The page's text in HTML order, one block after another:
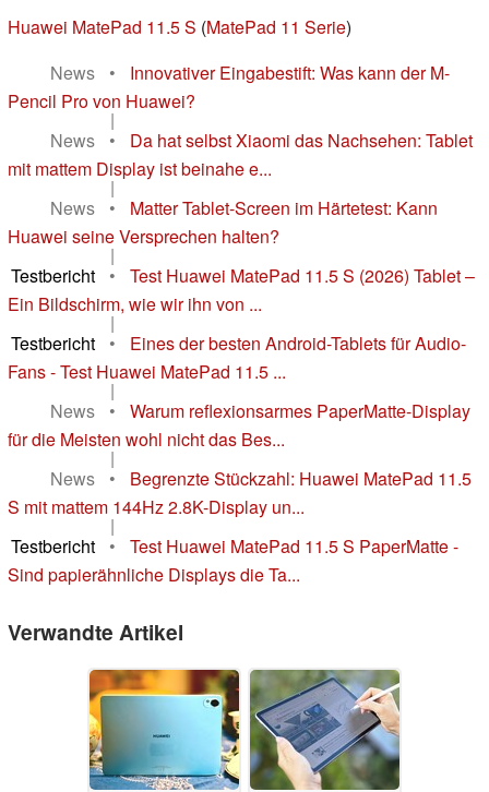
Huawei MatePad 11.5 S (MatePad 11 Serie)
News
•
Innovativer Eingabestift: Was kann der M-
Pencil Pro von Huawei?
|
News
•
Da hat selbst Xiaomi das Nachsehen: Tablet
mit mattem Display ist beinahe e...
|
News
•
Matter Tablet-Screen im Härtetest: Kann
Huawei seine Versprechen halten?
|
Testbericht
•
Test Huawei MatePad 11.5 S (2026) Tablet –
Ein Bildschirm, wie wir ihn von ...
|
Testbericht
•
Eines der besten Android-Tablets für Audio-
Fans - Test Huawei MatePad 11.5 ...
|
News
•
Warum reflexionsarmes PaperMatte-Display
für die Meisten wohl nicht das Bes...
|
News
•
Begrenzte Stückzahl: Huawei MatePad 11.5
S mit mattem 144Hz 2.8K-Display un...
|
Testbericht
•
Test Huawei MatePad 11.5 S PaperMatte -
Sind papierähnliche Displays die Ta...
Verwandte Artikel